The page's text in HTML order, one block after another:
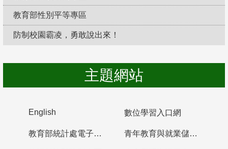
教育部性別平等專區
防制校園霸凌，勇敢說出來！
主題網站
English 數位學習入口網
教育部統計處電子書櫃 青年教育與就業儲蓄帳戶